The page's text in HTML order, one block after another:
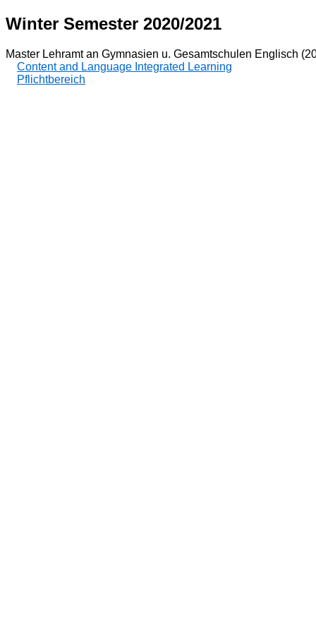
Winter Semester 2020/2021
Master Lehramt an Gymnasien u. Gesamtschulen Englisch
Content and Language Integrated Learning
Pflichtbereich